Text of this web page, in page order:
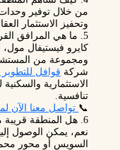
من خلال توفير وحدات
وتحفيز الاستثمار
5. ما هي المرافق القريبة من النورث هاوس؟
كايرو فيستيفال مول،
ومجموعة من
شركة قوافل للتطوير
تنافسية.
📞 تواصل معنا
6. هل المنطقة قريبة من العاصمة الإدارية الجديدة؟
السويس أو محور